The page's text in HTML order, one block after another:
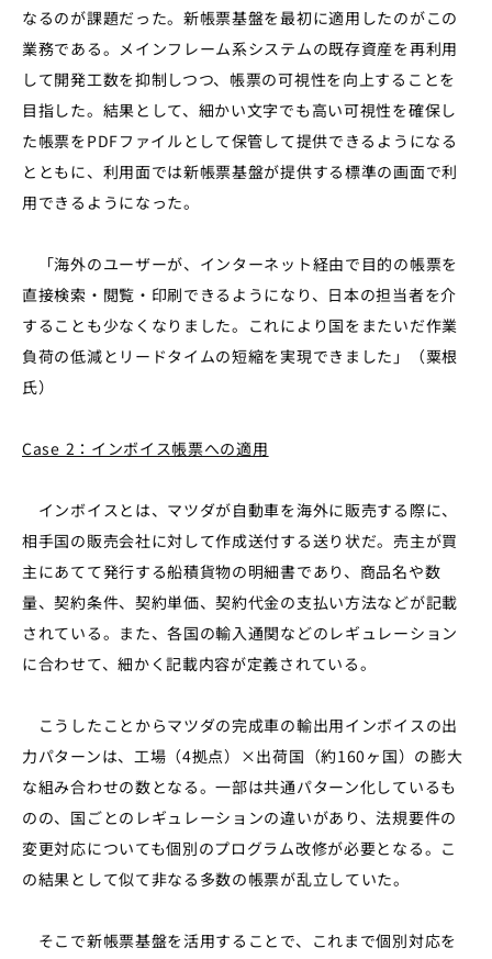
なるのが課題だった。新帳票基盤を最初に適用したのがこの
業務である。メインフレーム系システムの既存資産を再利用
して開発工数を抑制しつつ、帳票の可視性を向上することを
目指した。結果として、細かい文字でも高い可視性を確保し
た帳票をPDFファイルとして保管して提供できるようになる
とともに、利用面では新帳票基盤が提供する標準の画面で利
用できるようになった。
「海外のユーザーが、インターネット経由で目的の帳票を
直接検索・閲覧・印刷できるようになり、日本の担当者を介
することも少なくなりました。これにより国をまたいだ作業
負荷の低減とリードタイムの短縮を実現できました」（粟根
氏）
Case 2：インボイス帳票への適用
インボイスとは、マツダが自動車を海外に販売する際に、
相手国の販売会社に対して作成送付する送り状だ。売主が買
主にあてて発行する船積貨物の明細書であり、商品名や数
量、契約条件、契約単価、契約代金の支払い方法などが記載
されている。また、各国の輸入通関などのレギュレーション
に合わせて、細かく記載内容が定義されている。
こうしたことからマツダの完成車の輸出用インボイスの出
力パターンは、工場（4拠点）×出荷国（約160ヶ国）の膨大
な組み合わせの数となる。一部は共通パターン化しているも
のの、国ごとのレギュレーションの違いがあり、法規要件の
変更対応についても個別のプログラム改修が必要となる。こ
の結果として似て非なる多数の帳票が乱立していた。
そこで新帳票基盤を活用することで、これまで個別対応を